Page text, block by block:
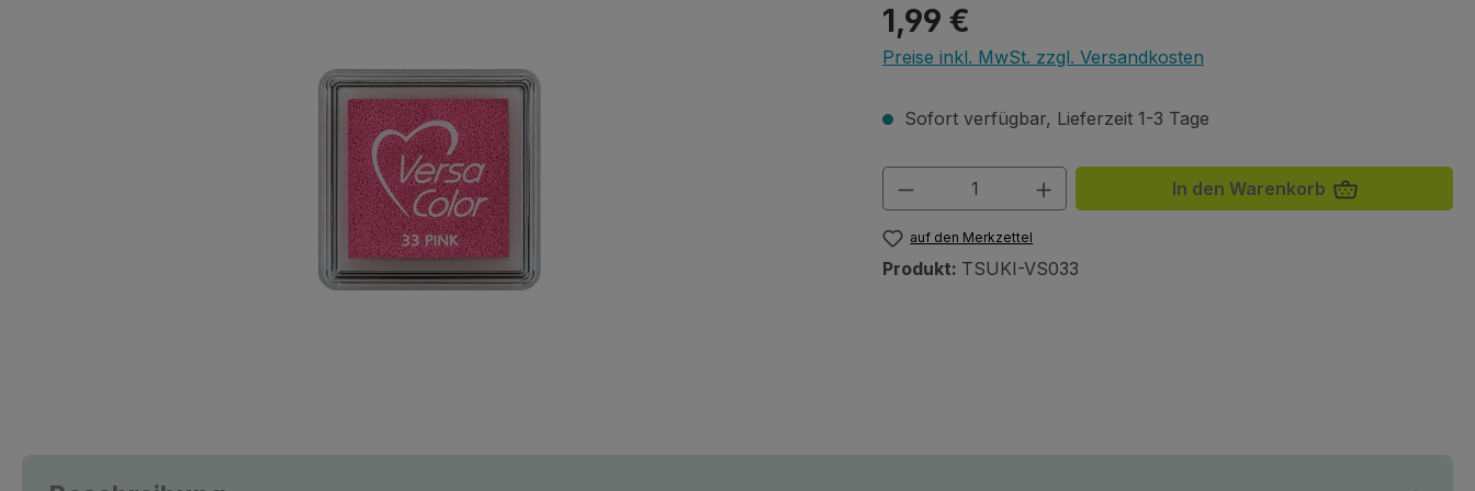
Regulärer Preis:
1,99 €
Preise inkl. MwSt. zzgl. Versandkosten
Sofort verfügbar, Lieferzeit 1-3 Tage
Produkt Anzahl: Gib den gewünschten Wert
In den Warenkorb
auf den Merkzettel
Produkt: TSUKI-VS033